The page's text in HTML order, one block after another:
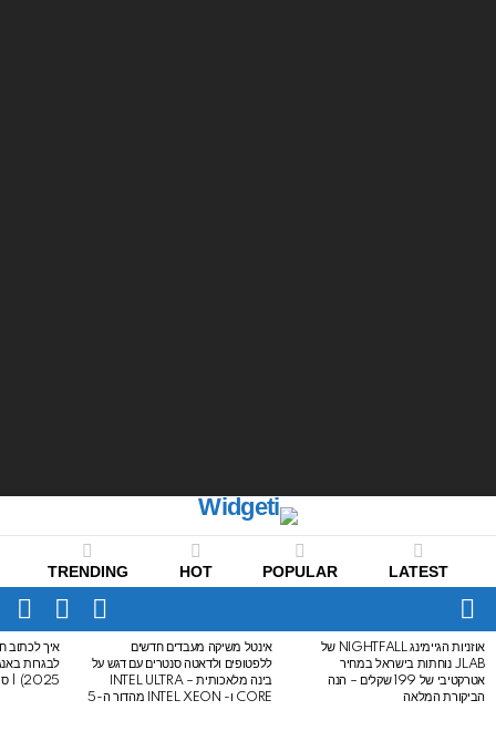
LATEST
POPULAR
HOT
TRENDING
Menu
SWITCH
SKIN
LATEST
STORIES
אוזניות הגיימינג NIGHTFALL של
JLAB נוחתות בישראל במחיר
אטרקטיבי של 199 שקלים – הנה
הביקורת המלאה
אינטל משיקה מעבדים חדשים
ללפטופים ולדאטה סנטרים עם דגש על
בינה מלאכותית – INTEL ULTRA
CORE ו- INTEL XEON מהדור ה-5
איך לכתוב
2025) | סיכום לבגרות באנגלית